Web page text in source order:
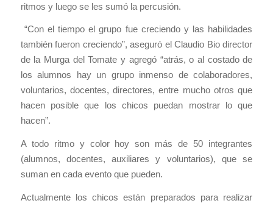
ritmos y luego se les sumó la percusión.
“Con el tiempo el grupo fue creciendo y las habilidades
también fueron creciendo”, aseguró el Claudio Bio director
de la Murga del Tomate y agregó “atrás, o al costado de
los alumnos hay un grupo inmenso de colaboradores,
voluntarios, docentes, directores, entre mucho otros que
hacen posible que los chicos puedan mostrar lo que
hacen”.
A todo ritmo y color hoy son más de 50 integrantes
(alumnos, docentes, auxiliares y voluntarios), que se
suman en cada evento que pueden.
Actualmente los chicos están preparados para realizar